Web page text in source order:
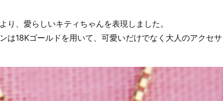
り、愛らしいキティちゃんを表現しました。
は18Kゴールドを用いて、可愛いだけでなく大人のアクセ